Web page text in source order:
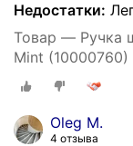
Недостатки:
Товар — Ручка
Mint
Oleg M.
4 отзыва